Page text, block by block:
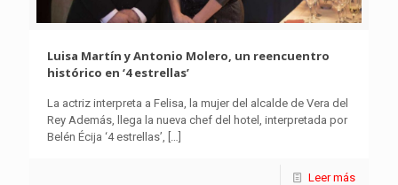
Luisa Martín y Antonio Molero, un reencuentro
histórico en ‘4 estrellas’
La actriz interpreta a Felisa, la mujer del alcalde de Vera del
Rey Además, llega la nueva chef del hotel, interpretada por
Belén Écija ‘4 estrellas’,
Leer más